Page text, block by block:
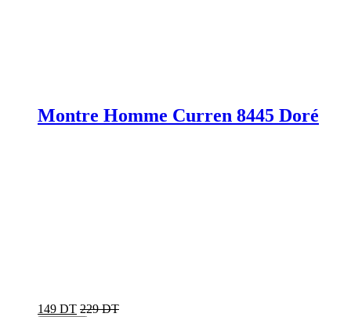
Montre Homme Curren 8445 Doré
149 DT 229 DT